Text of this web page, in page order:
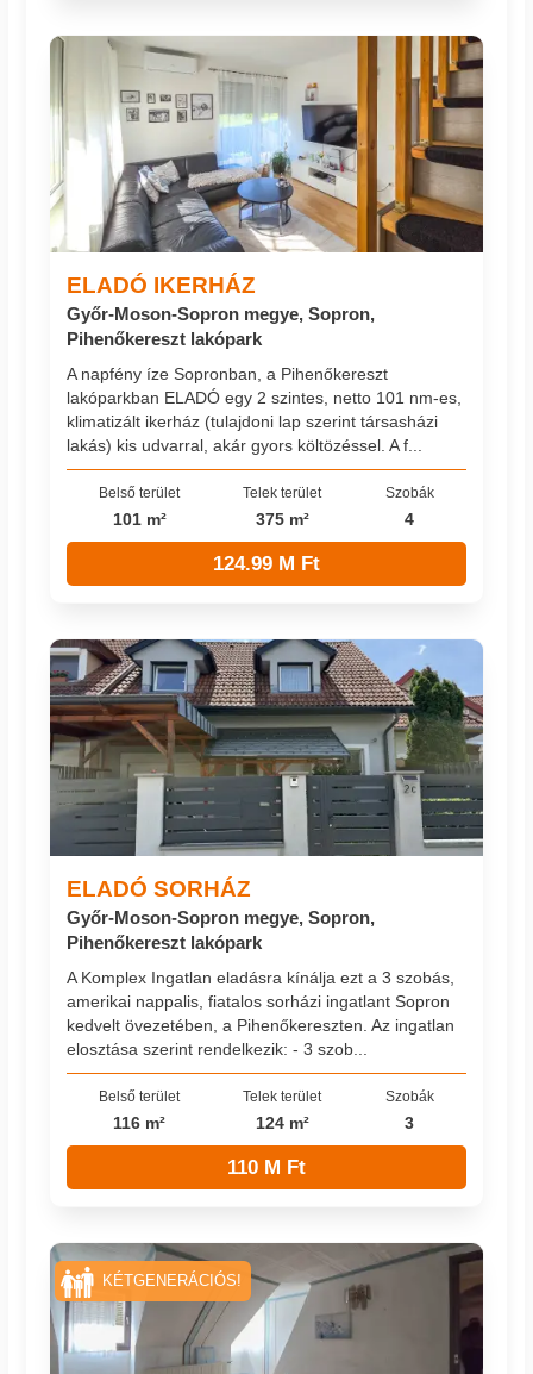
ELADÓ IKERHÁZ
Győr-Moson-Sopron megye, Sopron,
Pihenőkereszt lakópark
A napfény íze Sopronban, a Pihenőkereszt
lakóparkban ELADÓ egy 2 szintes, netto 101 nm-es,
klimatizált ikerház (tulajdoni lap szerint társasházi
lakás) kis udvarral, akár gyors költözéssel. A f...
Belső terület
101 m²
Telek terület
375 m²
Szobák
4
124.99 M Ft
ELADÓ SORHÁZ
Győr-Moson-Sopron megye, Sopron,
Pihenőkereszt lakópark
A Komplex Ingatlan eladásra kínálja ezt a 3 szobás,
amerikai nappalis, fiatalos sorházi ingatlant Sopron
kedvelt övezetében, a Pihenőkereszten. Az ingatlan
elosztása szerint rendelkezik: - 3 szob...
Belső terület
116 m²
Telek terület
124 m²
Szobák
3
110 M Ft
KÉTGENERÁCIÓS!